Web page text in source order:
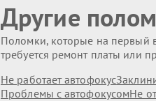
Другие
Поломки, которые на первый
требуется ремонт платы или
Не работает автофокус
Проблемы с автофокусомНе